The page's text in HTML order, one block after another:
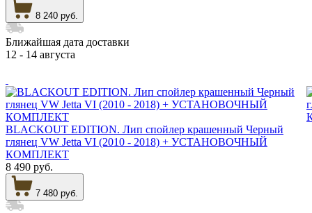
8 240 руб.
Ближайшая дата доставки
12 - 14 августа
BLACKOUT EDITION. Лип спойлер крашенный Черный
глянец VW Jetta VI (2010 - 2018) + УСТАНОВОЧНЫЙ
КОМПЛЕКТ
8 490 руб.
7 480 руб.